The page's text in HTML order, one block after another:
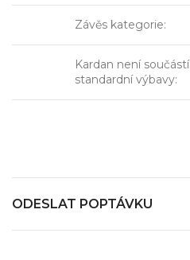
Závěs kategorie:
Kardan není součástí
standardní výbavy:
ODESLAT POPTÁVKU